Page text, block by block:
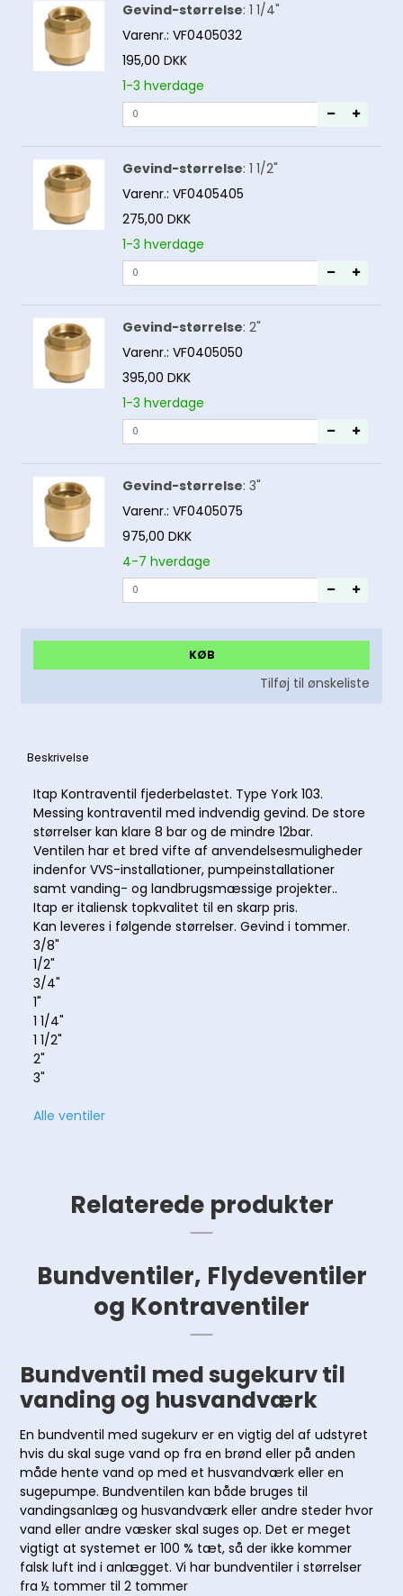
Gevind-størrelse: 1 1/4"
Varenr.: VF0405032
195,00 DKK
1-3 hverdage
Gevind-størrelse: 1 1/2"
Varenr.: VF0405405
275,00 DKK
1-3 hverdage
Gevind-størrelse: 2"
Varenr.: VF0405050
395,00 DKK
1-3 hverdage
Gevind-størrelse: 3"
Varenr.: VF0405075
975,00 DKK
4-7 hverdage
KØB
Tilføj til ønskeliste
Beskrivelse
Itap Kontraventil fjederbelastet. Type York 103.
Messing kontraventil med indvendig gevind. De store
størrelser kan klare 8 bar og de mindre 12bar.
Ventilen har et bred vifte af anvendelsesmuligheder
indenfor VVS-installationer, pumpeinstallationer
samt vanding- og landbrugsmæssige projekter..
Itap er italiensk topkvalitet til en skarp pris.
Kan leveres i følgende størrelser. Gevind i tommer.
3/8"
1/2"
3/4"
1"
1 1/4"
1 1/2"
2"
3"
Alle ventiler
Relaterede produkter
Bundventiler, Flydeventiler
og Kontraventiler
Bundventil med sugekurv til
vanding og husvandværk
En bundventil med sugekurv er en vigtig del af udstyret
hvis du skal suge vand op fra en brønd eller på anden
måde hente vand op med et husvandværk eller en
sugepumpe. Bundventilen kan både bruges til
vandingsanlæg og husvandværk eller andre steder hvor
vand eller andre væsker skal suges op. Det er meget
vigtigt at systemet er 100 % tæt, så der ikke kommer
falsk luft ind i anlægget. Vi har bundventiler i størrelser
fra ½ tommer til 2 tommer